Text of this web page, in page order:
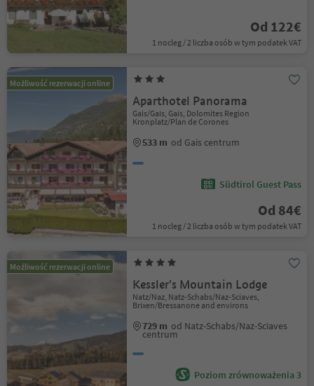
Od 122€
1 nocleg / 2 liczba osób w tym podatek VAT
Możliwość rezerwacji online
Aparthotel Panorama
Gais/Gais, Gais, Dolomites Region
Kronplatz/Plan de Corones
533 m od Gais centrum
Südtirol Guest Pass
Od 84€
1 nocleg / 2 liczba osób w tym podatek VAT
Możliwość rezerwacji online
Kessler's Mountain Lodge
Natz/Naz, Natz-Schabs/Naz-Sciaves,
Brixen/Bressanone and environs
729 m od Natz-Schabs/Naz-Sciaves
centrum
Poziom zrównoważenia 3